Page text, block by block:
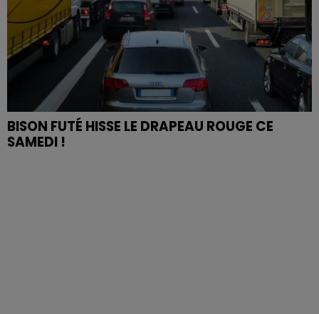
BISON FUTÉ HISSE LE DRAPEAU ROUGE CE
SAMEDI !